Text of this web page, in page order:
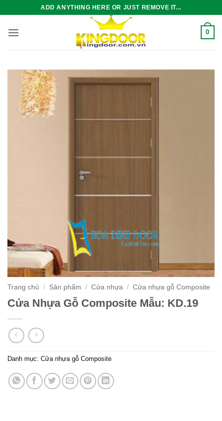
nội
ADD ANYTHING HERE OR JUST REMOVE IT...
0
Trang chủ / Sản phẩm / Cửa nhựa / Cửa nhựa gỗ Composite
Cửa Nhựa Gỗ Composite Mẫu: KD.19
Danh mục: Cửa nhựa gỗ Composite